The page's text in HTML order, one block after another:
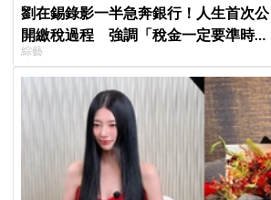
劉在錫錄影一半急奔銀行！人生首次公
開繳稅過程 強調「稅金一定要準時
繳」
綜藝